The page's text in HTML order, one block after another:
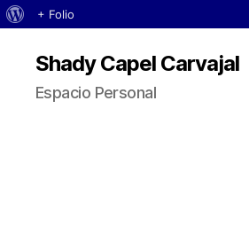
Acerca
WordPress
+ Folio
Shady Capel Carvajal
Espacio Personal